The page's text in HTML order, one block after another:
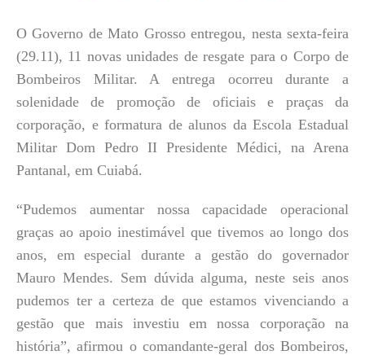
O Governo de Mato Grosso entregou, nesta sexta-feira
(29.11), 11 novas unidades de resgate para o Corpo de
Bombeiros Militar. A entrega ocorreu durante a
solenidade de promoção de oficiais e praças da
corporação, e formatura de alunos da Escola Estadual
Militar Dom Pedro II Presidente Médici, na Arena
Pantanal, em Cuiabá.
“Pudemos aumentar nossa capacidade operacional
graças ao apoio inestimável que tivemos ao longo dos
anos, em especial durante a gestão do governador
Mauro Mendes. Sem dúvida alguma, neste seis anos
pudemos ter a certeza de que estamos vivenciando a
gestão que mais investiu em nossa corporação na
história”, afirmou o comandante-geral dos Bombeiros,